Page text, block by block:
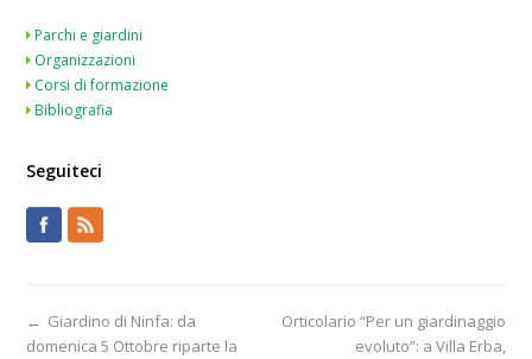
Parchi e giardini
Organizzazioni
Corsi di formazione
Bibliografia
Seguiteci
Orticolario “Per un giardinaggio
evoluto”: a Villa Erba,
← Giardino di Ninfa: da
domenica 5 Ottobre riparte la